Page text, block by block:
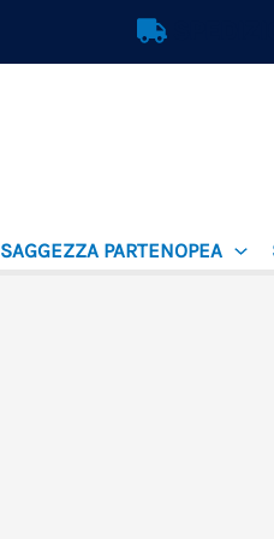
SAGGEZZA PARTENOPEA